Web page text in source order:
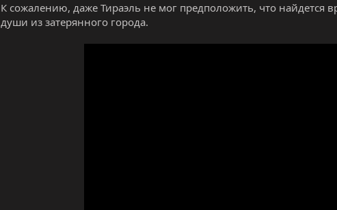
К сожалению, даже Тираэль не мог предположить, что найдется
души из затерянного города.